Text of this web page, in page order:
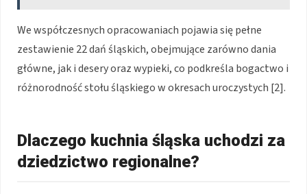
We współczesnych opracowaniach pojawia się pełne
zestawienie 22 dań śląskich, obejmujące zarówno dania
główne, jak i desery oraz wypieki, co podkreśla bogactwo i
różnorodność stołu śląskiego w okresach uroczystych [2].
Dlaczego kuchnia śląska uchodzi za
dziedzictwo regionalne?